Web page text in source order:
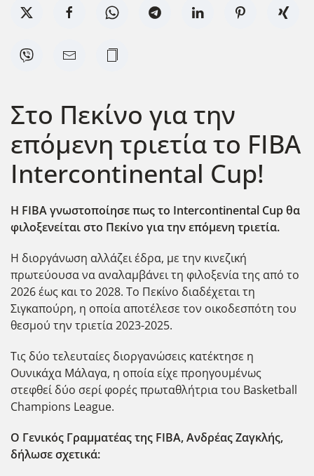
Στο Πεκίνο για την
επόμενη τριετία το FIBA
Intercontinental Cup!
Η FIBA γνωστοποίησε πως το Intercontinental Cup θα
φιλοξενείται στο Πεκίνο για την επόμενη τριετία.
Η διοργάνωση αλλάζει έδρα, με την κινεζική
πρωτεύουσα να αναλαμβάνει τη φιλοξενία της από το
2026 έως και το 2028. Το Πεκίνο διαδέχεται τη
Σιγκαπούρη, η οποία αποτέλεσε τον οικοδεσπότη του
θεσμού την τριετία 2023-2025.
Τις δύο τελευταίες διοργανώσεις κατέκτησε η
Ουνικάχα Μάλαγα, η οποία είχε προηγουμένως
στεφθεί δύο σερί φορές πρωταθλήτρια του Basketball
Champions League.
Ο Γενικός Γραμματέας της FIBA, Ανδρέας Ζαγκλής,
δήλωσε σχετικά: